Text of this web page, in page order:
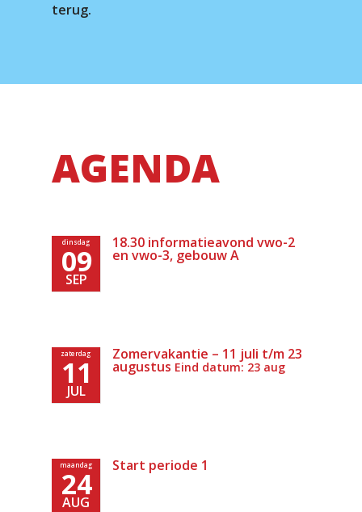
terug.
AGENDA
dinsdag
09
SEP
18.30 informatieavond vwo-2
en vwo-3, gebouw A
zaterdag
11
JUL
Zomervakantie – 11 juli t/m 23
augustus Eind datum: 23 aug
maandag
24
AUG
Start periode 1